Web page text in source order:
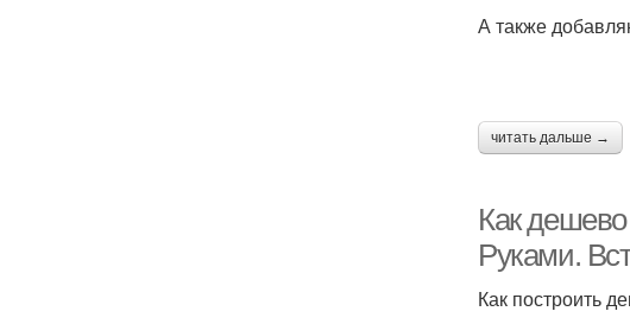
А также
читать дальше →
Как
Руками.
Как построить